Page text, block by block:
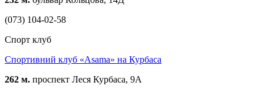
(073) 104-02-58
Спорт клуб
Спортивний клуб «Asama» на Курбаса
262 м. проспект Леся Курбаса, 9А